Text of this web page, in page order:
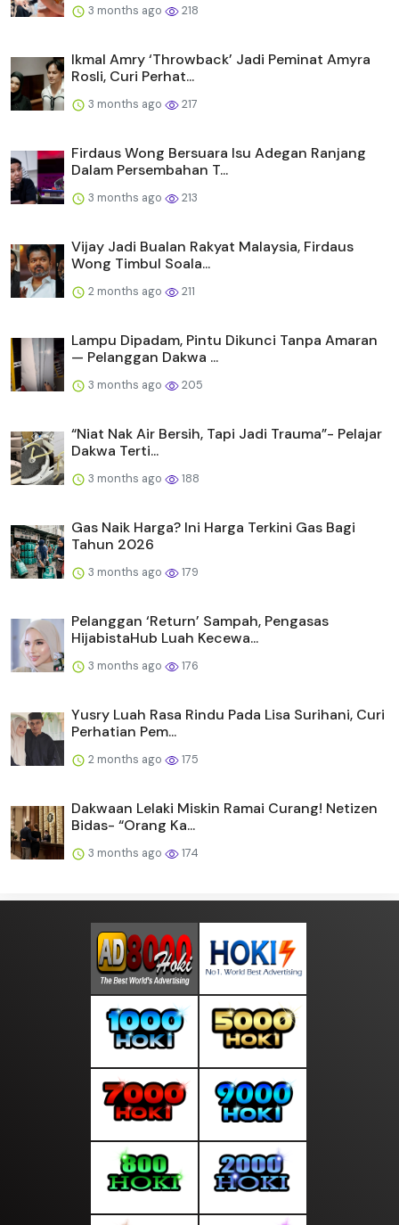
3 months ago 218
Ikmal Amry ‘Throwback’ Jadi Peminat Amyra
Rosli, Curi Perhat...
3 months ago 217
Firdaus Wong Bersuara Isu Adegan Ranjang
Dalam Persembahan T...
3 months ago 213
Vijay Jadi Bualan Rakyat Malaysia, Firdaus
Wong Timbul Soala...
2 months ago 211
Lampu Dipadam, Pintu Dikunci Tanpa Amaran
— Pelanggan Dakwa ...
3 months ago 205
“Niat Nak Air Bersih, Tapi Jadi Trauma”- Pelajar
Dakwa Terti...
3 months ago 188
Gas Naik Harga? Ini Harga Terkini Gas Bagi
Tahun 2026
3 months ago 179
Pelanggan ‘Return’ Sampah, Pengasas
HijabistaHub Luah Kecewa...
3 months ago 176
Yusry Luah Rasa Rindu Pada Lisa Surihani, Curi
Perhatian Pem...
2 months ago 175
Dakwaan Lelaki Miskin Ramai Curang! Netizen
Bidas- “Orang Ka...
3 months ago 174